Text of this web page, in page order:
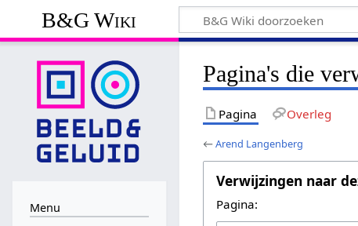
B&G Wiki
Pagina's die
Pagina Overleg
←Arend Langenberg
Verwijzingen naar
Pagina:
Menu